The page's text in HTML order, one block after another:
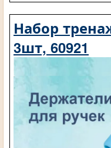
Набор
3шт, 60921